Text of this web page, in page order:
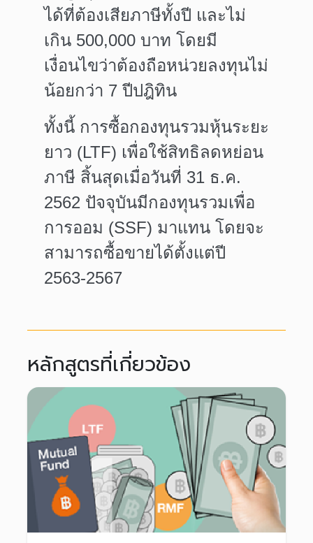
ได้ที่ต้องเสียภาษีทั้งปี และไม่
เกิน 500,000 บาท โดยมี
เงื่อนไขว่าต้องถือหน่วยลงทุนไม่
น้อยกว่า 7 ปีปฎิทิน
ทั้งนี้ การซื้อกองทุนรวมหุ้นระยะ
ยาว (LTF) เพื่อใช้สิทธิลดหย่อน
ภาษี สิ้นสุดเมื่อวันที่ 31 ธ.ค.
2562 ปัจจุบันมีกองทุนรวมเพื่อ
การออม (SSF) มาแทน โดยจะ
สามารถซื้อขายได้ตั้งแต่ปี
2563-2567
หลักสูตรที่เกี่ยวข้อง